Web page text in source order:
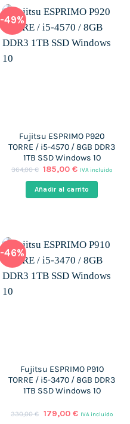
-49%
Fujitsu ESPRIMO P920
TORRE / i5-4570 / 8GB DDR3
1TB SSD Windows 10
364,00€ El
original
era:
185,00€El
actual
es:
IVA incluido
Añadir al carrito
-46%
Fujitsu ESPRIMO P910
TORRE / i5-3470 / 8GB DDR3
1TB SSD Windows 10
330,00€ El
179,00 €ElIVA incluido